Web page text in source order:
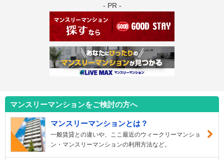
- PR -
マンスリーマンションをご検討の方へ
マンスリーマンションとは？
一般賃貸との違いや、ここ最近のウィークリーマンショ
ン・マンスリーマンションの利用方法など。